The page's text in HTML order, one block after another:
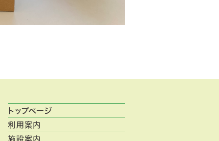
トップページ
利用案内
施設案内